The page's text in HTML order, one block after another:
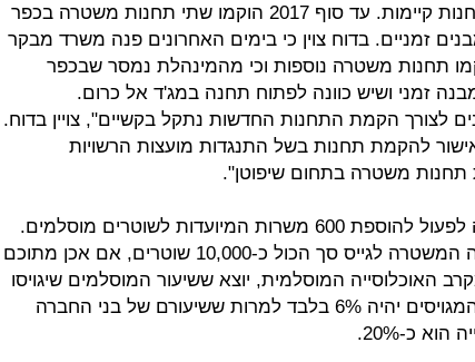
הערבית ובחיזוק עשר תחנות קיימות. עד סוף 2017 הוקמו שתי תחנות משטרה בכפר
זמניים. בדוח צוין כי בימים האחרונים פנה משרד מבקר
תחנות משטרה נוספות וכי מהמינהלת נמסר שבכפר
זמני ושיש כוונה לפתוח תחנה במג'ד אל כרום.
לצורך הקמת התחנות החדשות נתקל בקשיים", צויין בדוח.
להקמת תחנות בשל התנגדות מועצות הרשויות
משטרה בתחום שיפוטן".
כמו כן, המנהלת אמורה לפעול להוספת 600 משרות המיועדות לשוטרים מוסלמים.
בשנים 2016-2020 צפויה המשטרה לגייס סך הכול כ-10,000 שוטרים, אם אכן מתוכם
שוטרים מקרב האוכלוסייה המוסלמית, יוצא ששיעור המוסלמים שיגויסו
בשנים האמורות בכלל המגויסים יהיה 6% בלבד למרות ששיעורם של בני החברה
כ-20%.